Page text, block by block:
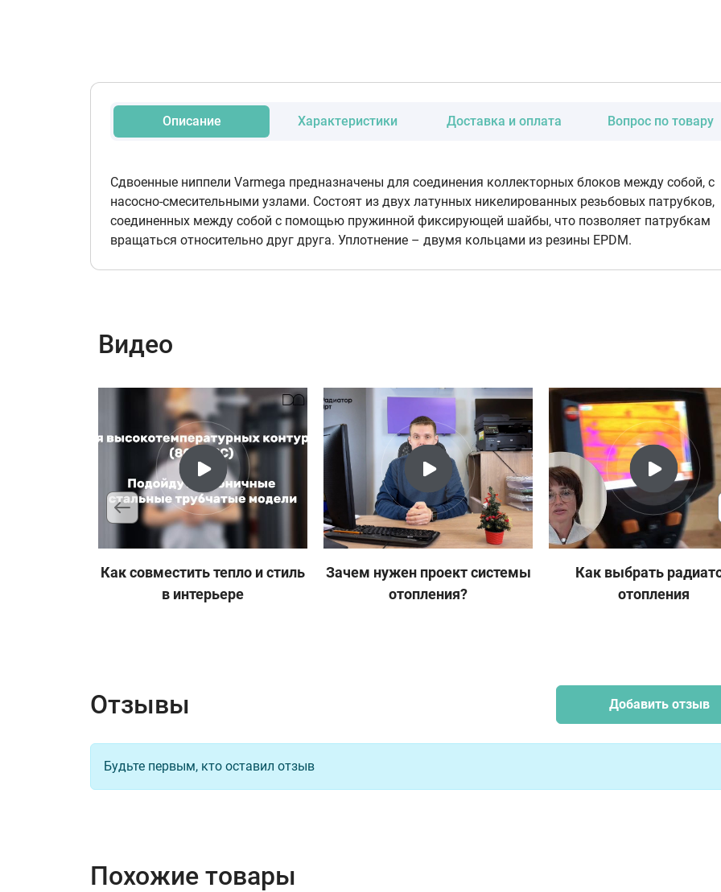
Описание Характеристики Доставка и оплата Вопрос по товару
Сдвоенные ниппели Varmega предназначены для соединения коллекторных блоков между собой, с
насосно-смесительными узлами. Состоят из двух латунных никелированных резьбовых патрубков,
соединенных между собой с помощью пружинной фиксирующей шайбы, что позволяет патрубкам
вращаться относительно друг друга. Уплотнение – двумя кольцами из резины EPDM.
Видео
Как совместить тепло и стиль
в интерьере
Зачем нужен проект системы
отопления?
Как выбрать
отопления
Отзывы Добавить отзыв
Будьте первым, кто оставил отзыв
Похожие товары